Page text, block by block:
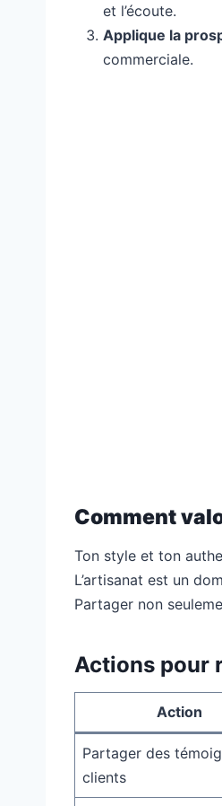
et l’écoute.
Applique la
commerciale.
Comment
Ton style et ton
L’artisanat est un
Partager non
Actions pour
Action
Partager des
clients